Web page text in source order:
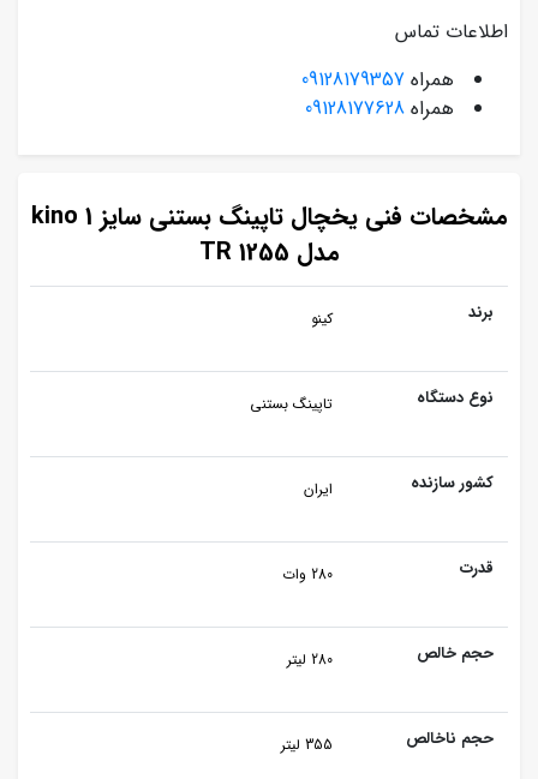
اطلاعات تماس
همراه 09128179357
همراه 09128177628
مشخصات فنی یخچال تاپینگ بستنی سایز 1 kino
مدل TR 1255
برند کینو
نوع دستگاه تاپینگ بستنی
کشور سازنده ایران
قدرت 280 وات
حجم خالص 280 لیتر
حجم ناخالص 355 لیتر